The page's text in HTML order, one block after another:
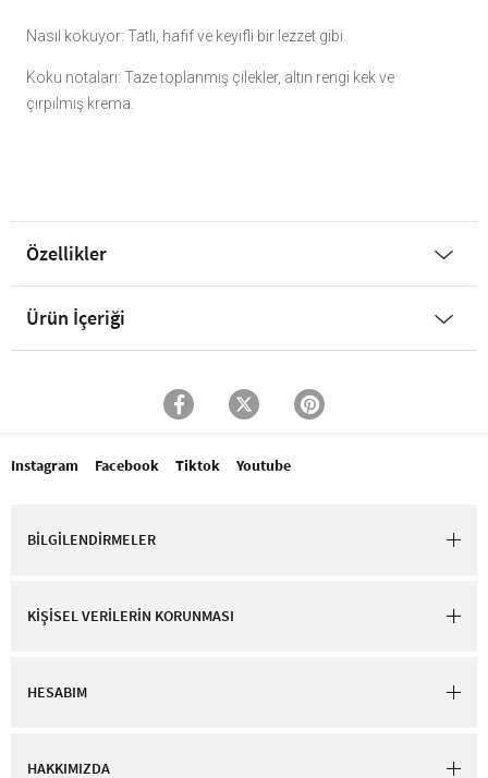
Nasıl kokuyor: Tatlı, hafif ve keyifli bir lezzet gibi.
Koku notaları: Taze toplanmış çilekler, altın rengi kek ve
çırpılmış krema.
Özellikler
Ürün İçeriği
Instagram Facebook Tiktok Youtube
BİLGİLENDİRMELER
KİŞİSEL VERİLERİN KORUNMASI
HESABIM
HAKKIMIZDA